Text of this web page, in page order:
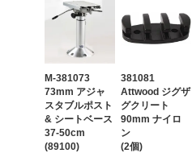
M-381073
73mm アジャ
スタブルポスト
& シートベース
37-50cm
(89100)
381081
Attwood ジグザ
グクリート
90mm ナイロ
ン
(2個)